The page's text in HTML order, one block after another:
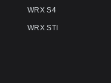
WRX S4
WRX STI